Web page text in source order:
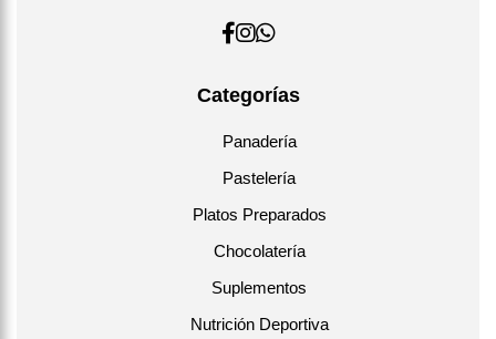
Categorías
Panadería
Pastelería
Platos Preparados
Chocolatería
Suplementos
Nutrición Deportiva